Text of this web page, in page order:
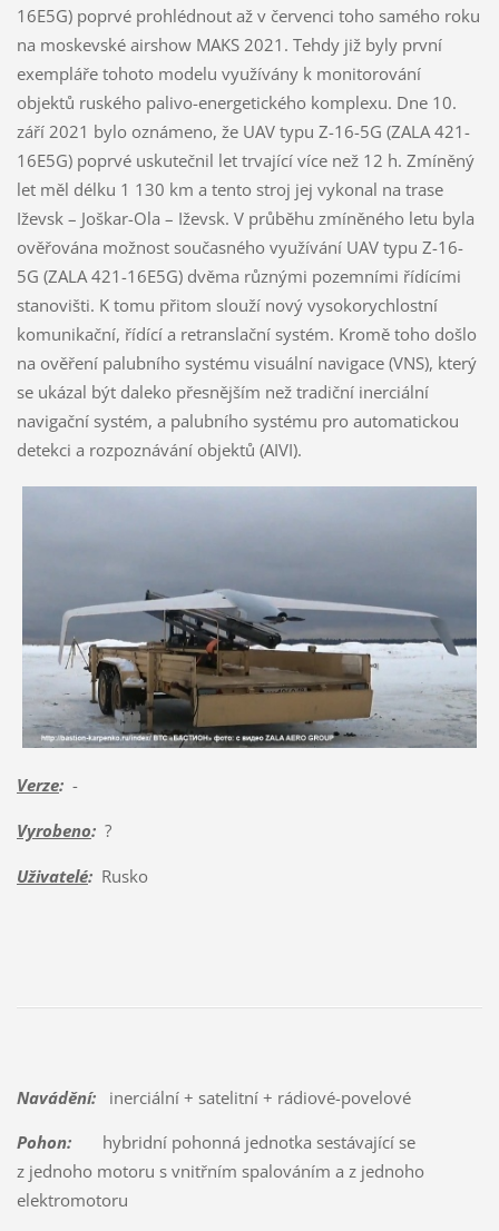
16E5G) poprvé prohlédnout až v červenci toho samého roku
na moskevské airshow MAKS 2021. Tehdy již byly první
exempláře tohoto modelu využívány k monitorování
objektů ruského palivo-energetického komplexu. Dne 10.
září 2021 bylo oznámeno, že UAV typu Z-16-5G (ZALA 421-
16E5G) poprvé uskutečnil let trvající více než 12 h. Zmíněný
let měl délku 1 130 km a tento stroj jej vykonal na trase
Iževsk – Joškar-Ola – Iževsk. V průběhu zmíněného letu byla
ověřována možnost současného využívání UAV typu Z-16-
5G (ZALA 421-16E5G) dvěma různými pozemními řídícími
stanovišti. K tomu přitom slouží nový vysokorychlostní
komunikační, řídící a retranslační systém. Kromě toho došlo
na ověření palubního systému visuální navigace (VNS), který
se ukázal být daleko přesnějším než tradiční inerciální
navigační systém, a palubního systému pro automatickou
detekci a rozpoznávání objektů (AIVI).
Verze:-
Vyrobeno:?
Uživatelé:Rusko
Navádění:inerciální + satelitní + rádiové-povelové
Pohon:hybridní pohonná jednotka sestávající se
z jednoho motoru s vnitřním spalováním a z jednoho
elektromotoru